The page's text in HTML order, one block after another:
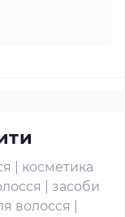
косметика
засоби
волосся